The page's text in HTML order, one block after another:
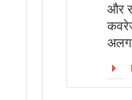
और
अलग